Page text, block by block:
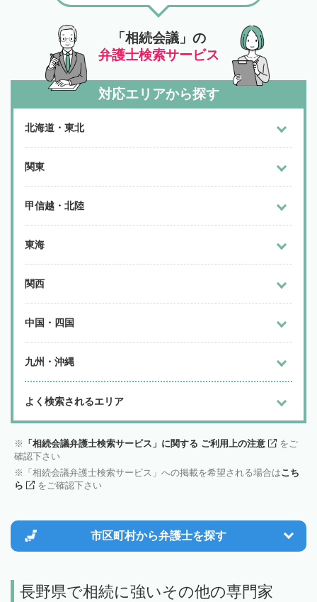
「相続会議」の
弁護士検索サービス
対応エリアから探す
北海道・東北
関東
甲信越・北陸
東海
関西
中国・四国
九州・沖縄
よく検索されるエリア
「相続会議弁護士検索サービス」に関する ご利用上の注意
をご
確認下さい
「相続会議弁護士検索サービス」への掲載を希望される場合はこち
ら
をご確認下さい
市区町村から弁護士を探す
長野県で相続に強いその他の専門家